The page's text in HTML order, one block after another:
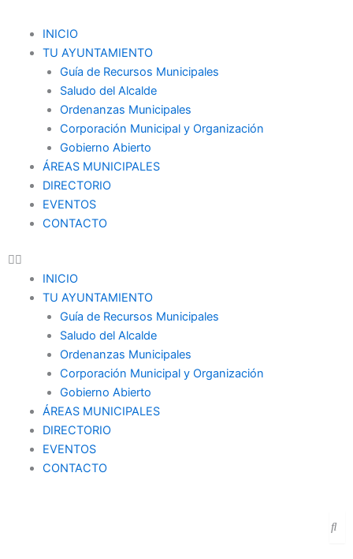
contenido
INICIO
TU AYUNTAMIENTO
Guía de Recursos Municipales
Saludo del Alcalde
Ordenanzas Municipales
Corporación Municipal y Organización
Gobierno Abierto
ÁREAS MUNICIPALES
DIRECTORIO
EVENTOS
CONTACTO
Menu
INICIO
TU AYUNTAMIENTO
Guía de Recursos Municipales
Saludo del Alcalde
Ordenanzas Municipales
Corporación Municipal y Organización
Gobierno Abierto
ÁREAS MUNICIPALES
DIRECTORIO
EVENTOS
CONTACTO